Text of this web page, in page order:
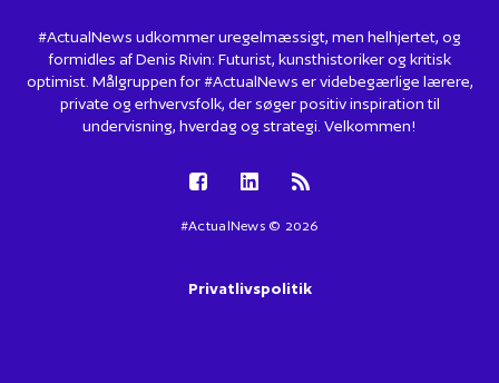
#ActualNews udkommer uregelmæssigt, men helhjertet, og
formidles af Denis Rivin: Futurist, kunsthistoriker og kritisk
optimist. Målgruppen for #ActualNews er videbegærlige lærere,
private og erhvervsfolk, der søger positiv inspiration til
undervisning, hverdag og strategi. Velkommen!
#ActualNews © 2026
Privatlivspolitik